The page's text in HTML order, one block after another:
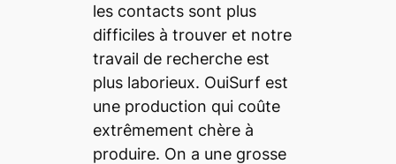
les contacts sont plus
difficiles à trouver et notre
travail de recherche est
plus laborieux. OuiSurf est
une production qui coûte
extrêmement chère à
produire. On a une grosse